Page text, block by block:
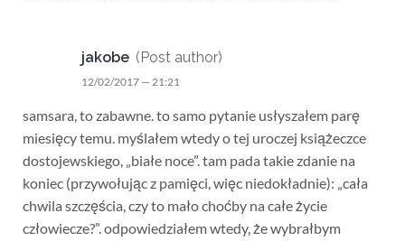
jakobe (Post author)
12/02/2017 — 21:21
samsara, to zabawne. to samo pytanie usłyszałem parę
miesięcy temu. myślałem wtedy o tej uroczej książeczce
dostojewskiego, „białe noce”. tam pada takie zdanie na
koniec (przywołując z pamięci, więc niedokładnie): „cała
chwila szczęścia, czy to mało choćby na całe życie
człowiecze?”. odpowiedziałem wtedy, że wybrałbym